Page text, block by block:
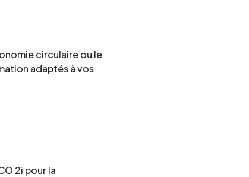
circulaire ou le
adaptés à vos
2i pour la